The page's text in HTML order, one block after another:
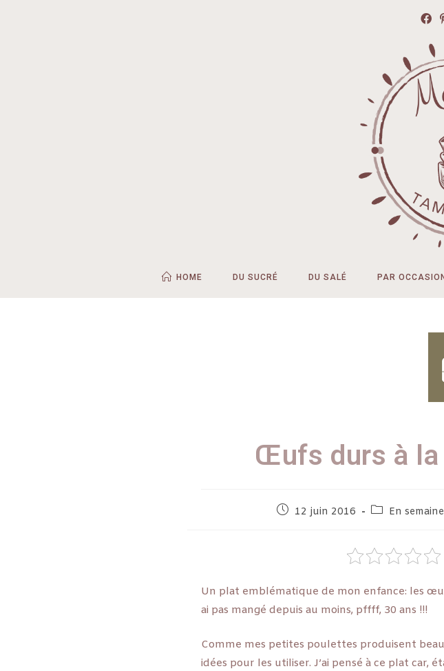
HOME DU SUCRÉ DU SALÉ PAR OCCASION
Œufs durs à la
12 juin 2016 En semaine
Un plat emblématique de mon enfance: les
ai pas mangé depuis au moins, pffff, 30 ans !!!
Comme mes petites poulettes produisent
idées pour les utiliser. J’ai pensé à ce plat car,